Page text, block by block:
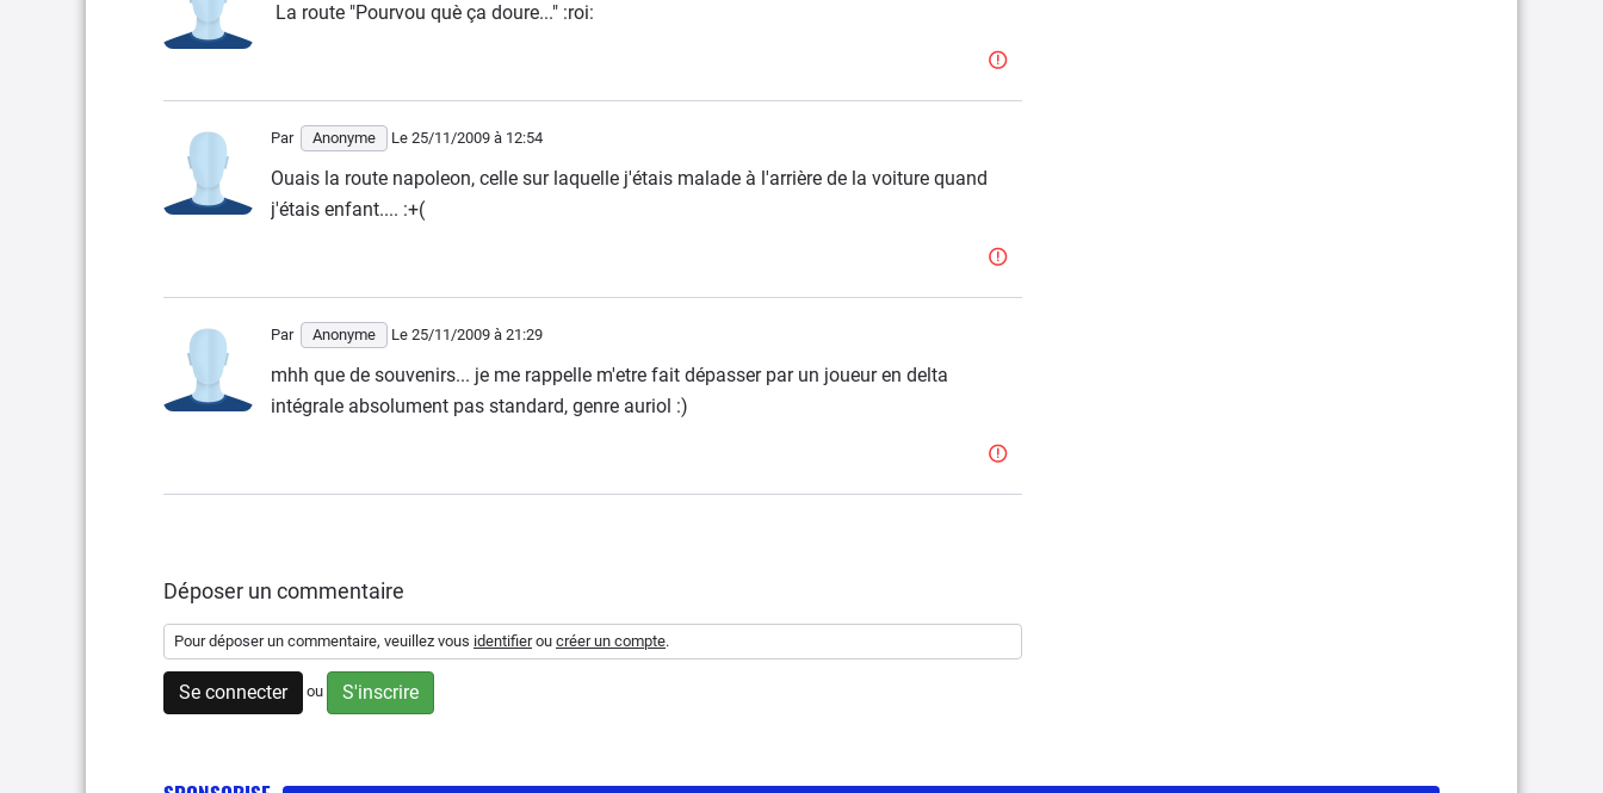
La route "Pourvou què ça doure..." :roi:
Par Anonyme Le 25/11/2009 à 12:54
Ouais la route napoleon, celle sur laquelle j'étais malade à l'arrière de la voiture quand
j'étais enfant.... :+(
Par Anonyme Le 25/11/2009 à 21:29
mhh que de souvenirs... je me rappelle m'etre fait dépasser par un joueur en delta
intégrale absolument pas standard, genre auriol :)
Déposer un commentaire
Pour déposer un commentaire, veuillez vous identifierou créer un compte.
Se connecter ou S'inscrire